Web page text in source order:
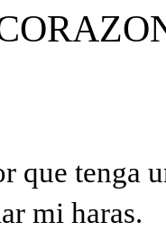
que tenga
mi haras.